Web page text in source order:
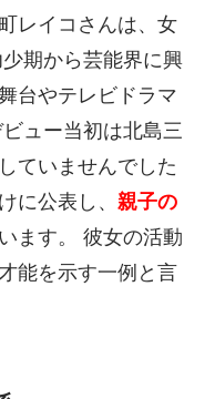
レイコさんは、女
期から芸能界に興
台やテレビドラマ
ュー当初は北島三
ていませんでした
に公表し、 親子の
ます。 彼女の活動
能を示す一例と言